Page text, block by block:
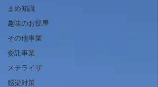
まめ知識
趣味のお部屋
その他事業
委託事業
ステライザ
感染対策